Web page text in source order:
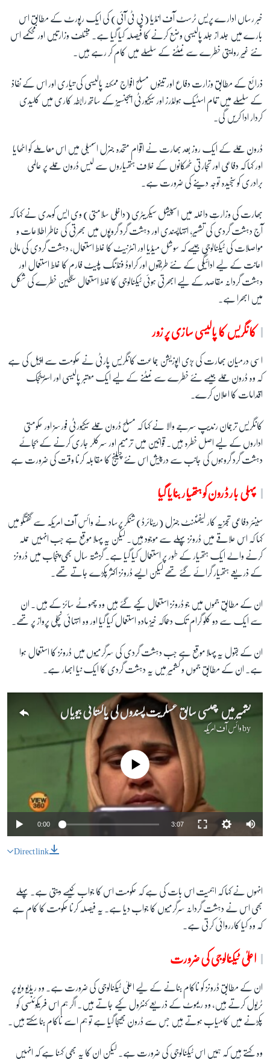
خبر رساں ادارے پریس ٹرسٹ آف انڈیا (پی ٹی آئی) کی ایک رپورٹ کے مطابق اس
بارے میں جلد از جلد پالیسی وضع کرنے کا فیصلہ کیا گیا ہے۔ مختلف وزارتیں اور محکمے اس
نئے غیر روایتی خطرے سے نمٹنے کے سلسلے میں کام کر رہے ہیں۔
ذرائع کے مطابق وزارت دفاع اور تینوں مسلح افواج ممکنہ پالیسی کی تیاری اور اس کے نفاذ
کے سلسلے میں تمام اسٹیک ہولڈرز اور سیکیورٹی ایجنسیز کے ساتھ رابطہ کاری میں کلیدی
کردار ادا کریں گی۔
ڈرون حملے کے ایک روز بعد بھارت نے اقوام متحدہ جنرل اسمبلی میں اس معاملے کو اٹھایا
اور کہا کہ دفاعی اور تجارتی ٹھکانوں کے خلاف ہتھیاروں سے لیس ڈرون حملے پر عالمی
برادری کو سنجیدہ توجہ دینے کی ضرورت ہے۔
بھارت کی وزارتِ داخلہ میں اسپیشل سیکریٹری (داخلی سلامتی) وی ایس کومدی نے کہا کہ
آج دہشت گردی کی تشہیر، انتہاپسندی اور دہشت گرد گروپوں میں بھرتی کی خاطر اطلاعات و
مواصلات کی ٹیکنالوجی جیسے کہ سوشل میڈیا اور انٹرنیٹ کا غلط استعمال، دہشت گردی کی مالی
اعانت کے لیے ادائیگی کے نئے طریقوں اور کراوڈ فنڈنگ پلیٹ فارم کا غلط استعمال اور
دہشت گردانہ مقاصد کے لیے ابھرتی ہوئی ٹیکنالوجی کا غلط استعمال سنگین خطرے کی شکل
میں ابھرا ہے۔
کانگریس کا پالیسی سازی پر زور
اسی درمیان بھارت کی بڑی اپوزیشن جماعت کانگریس پارٹی نے حکومت سے اپیل کی ہے
کہ وہ ڈرون حملے جیسے نئے خطرے سے نمٹنے کے لیے ایک معتبر پالیسی اور اسٹریٹجک
اقدامات کا اعلان کرے۔
کانگریس ترجمان رندیپ سرجے والا نے کہا کہ مسلح ڈرون حملے سیکیورٹی فورسز اور حکومتی
اداروں کے لیے اصل خطرہ ہیں۔ قوانین میں ترمیم اور سرکلر جاری کرنے کے بجائے
دہشت گرد گروہوں کی جانب سے درپیش اس نئے چیلنج کا مقابلہ کرنا وقت کی ضرورت ہے
پہلی بار ڈرون کو ہتھیار بنایا گیا
سینئر دفاعی تجزیہ کار لیفٹننٹ جنرل (ریٹائرڈ) شنکر پرساد نے وائس آف امریکہ سے گفتگو میں
کہا کہ اس علاقے میں ڈرونز پہلے سے موجود ہیں۔ لیکن یہ پہلا موقع ہے جب انہیں حملہ
کرنے والے ایک ہتھیار کے طور پر استعمال کیا گیا ہے۔ گزشتہ سال بھی پنجاب میں ڈرونز
کے ذریعے ہتھیار گرائے گئے تھے لیکن ایسے ڈرونز اکثر پکڑے جاتے تھے۔
ان کے مطابق جموں میں جو ڈرونز استعمال کیے گئے ہیں وہ چھوٹے سائز کے ہیں۔ ان
سے ایک سے دو کلو گرام تک دھماکہ خیز مادہ استعمال کیا گیا اور وہ انتہائی نچلی پرواز پر تھے۔
ان کے بقول یہ پہلا موقع ہے جب دہشت گردی کی سرگرمیوں میں ڈرونز کا استعمال ہوا
ہے۔ ان کے مطابق جموں و کشمیر میں یہ دہشت گردی کا ایک نیا ابھار ہے۔
کشمیر میں پھنسی سابق عسکریت پسندوں کی پاکستانی بیویاں
byوائس آف امریکہ
No media source currently available
0:00 3:07
Direct link
انہوں نے کہا کہ اہمیت اس بات کی ہے کہ حکومت اس کا جواب کیسے دیتی ہے۔ پہلے
بھی اس نے دہشت گردانہ سرگرمیوں کا جواب دیا ہے۔ یہ فیصلہ کرنا حکومت کا کام ہے
کہ وہ کیا کارروائی کرتی ہے۔
اعلیٰ ٹیکنالوجی کی ضرورت
ان کے مطابق ڈرونز کو ناکام بنانے کے لیے اعلیٰ ٹیکنالوجی کی ضرورت ہے۔ وہ ریڈیو ویو پر
ٹریول کرتے ہیں، وہ ریموٹ کے ذریعے کنٹرول کیے جاتے ہیں۔ اگر ہم اس فریکوئنسی کو
پکڑنے میں کامیاب ہوتے ہیں جس سے ڈرون بھیجا گیا ہے تو ہم اسے ناکام بنا سکتے ہیں۔
وہ کہتے ہیں کہ ہمیں اس ٹیکنالوجی کی ضرورت ہے۔ لیکن ان کا یہ بھی کہنا ہے کہ انہیں